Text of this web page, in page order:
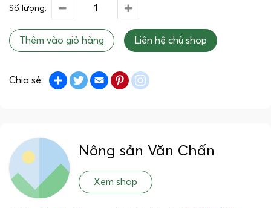
Số lượng:
Thêm vào giỏ hàng Liên hệ chủ shop
Chia sẻ: Share TwitterEmail Pinterest
Nông sản Văn Chấn
Xem shop